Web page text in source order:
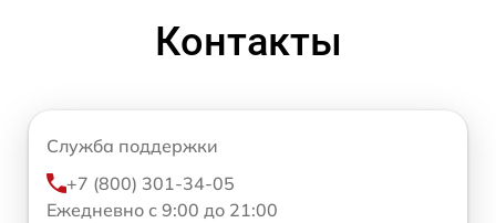
Контакты
Служба поддержки
+7 (800) 301-34-05
Ежедневно с 9:00 до 21:00